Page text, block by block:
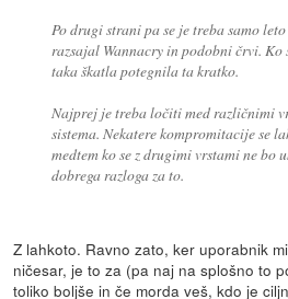
Po drugi strani pa se je treba samo
razsajal Wannacry in podobni črvi. Ko
taka škatla potegnila ta kratko.
Najprej je treba ločiti med različnimi
sistema. Nekatere kompromitacije se
medtem ko se z drugimi vrstami ne bo
dobrega razloga za to.
Z lahkoto. Ravno zato, ker uporabnik
ničesar, je to za (pa naj na splošno to
toliko boljše in če morda veš, kdo je